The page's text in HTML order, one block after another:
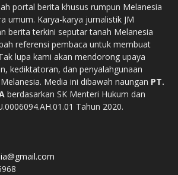
portal berita khusus rumpun Melanesia
umum. Karya-karya jurnalistik JM
berita terkini seputar tanah Melanesia
referensi pembaca untuk membuat
lupa kami akan mendorong upaya
kediktatoran, dan penyalahgunaan
Media ini dibawah naungan PT.
berdasarkan SK Menteri Hukum dan
Tahun 2020.